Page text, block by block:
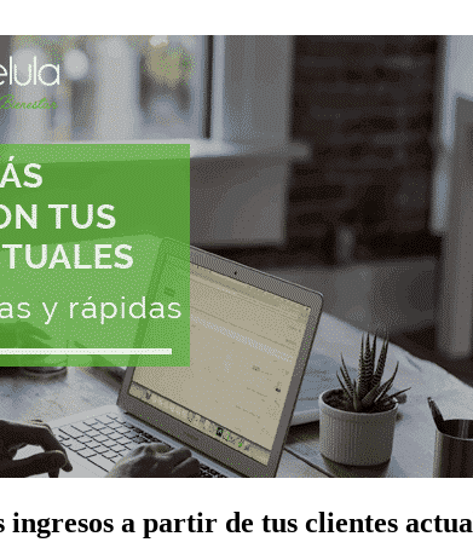
ingresos a partir de tus clientes